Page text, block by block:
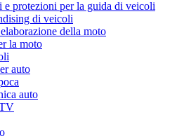
e protezioni per la guida di veicoli
di veicoli
della moto
la moto
auto
auto